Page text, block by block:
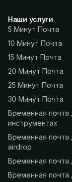
Наши услуги
5 Минут Почта
10 Минут Почта
15 Минут Почта
20 Минут Почта
25 Минут Почта
30 Минут Почта
Временная почта
инструментах
Временная почта
airdrop
Временная почта
Временная почта